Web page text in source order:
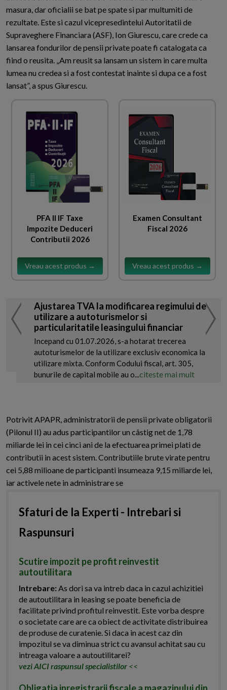
masura, dar oficialii se bat pe spate si par multumiti de
rezultate. Este si cazul vicepresedintelui Autoritatii de
Supraveghere Financiara (ASF), Ion Giurescu, care crede ca
lansarea fondurilor de pensii private poate fi catalogata ca
fiind o reusita. „Am reusit sa lansam un sistem in care multa
lumea nu credea si a fost contestat inainte si dupa ce a fost
lansat”, a spus Giurescu.
PFA II IF Taxe
Impozite Deduceri
Contributii 2026
Vreau acest produs →
Examen Consultant
Fiscal 2026
Vreau acest produs →
Ajustarea TVA la modificarea regimului de
utilizare a autoturismelor si
particularitatile leasingului financiar
Incepand cu 01.07.2026, s-a hotarat trecerea
autoturismelor de la utilizare exclusiv economica la
utilizare mixta. Conform Codului fiscal, art. 305,
bunurile de capital mobile au o...citeste mai mult
Potrivit APAPR, administratorii de pensii private obligatorii
(Pilonul II) au adus participantilor un câstig net de 1,78
miliarde lei in cei cinci ani de la efectuarea primei plati de
contributii in acest sistem. Contributiile brute virate pentru
cei 5,88 milioane de participanti insumeaza 9,15 miliarde lei,
iar activele nete in administrare se
Sfaturi de la Experti - Intrebari si
Raspunsuri
Scutire impozit pe profit reinvestit
autoutilitara
Intrebare:As dori sa va intreb daca in cazul achizitiei
de autoutilitara in leasing se poate beneficia de
facilitate privind profitul reinvestit. Este vorba despre
o societate care are ca obiect de activitate distribuirea
de produse de curatenie. Si daca in acest caz din
impozitul se va diminua strict cu avansul achitat sau cu
intreaga valoare a autoutilitarei?
vezi AICI raspunsul specialistilor <<